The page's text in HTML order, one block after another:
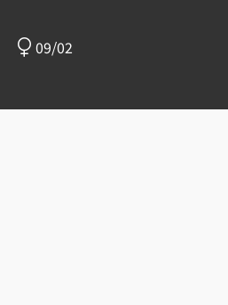
09/02